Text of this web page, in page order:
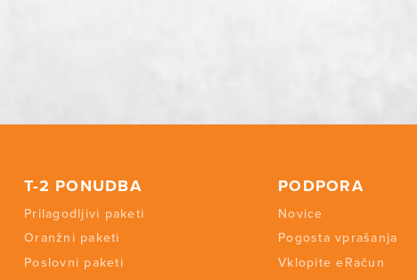
T-2 PONUDBA
Prilagodljivi paketi
Oranžni paketi
Poslovni paketi
PODPORA
Novice
Pogosta vprašanja
Vklopite eRačun